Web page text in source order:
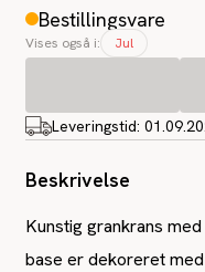
Bestillingsvare
Vises også i: Jul
Leveringstid:
Beskrivelse
Kunstig grankrans
base er dekoreret